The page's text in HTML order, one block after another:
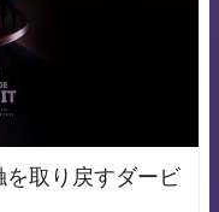
取り戻すダービ